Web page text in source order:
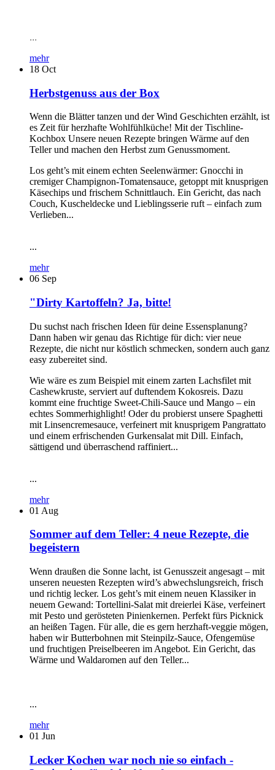
...
mehr
18 Oct
Herbstgenuss aus der Box
Wenn die Blätter tanzen und der Wind Geschichten erzählt, ist
es Zeit für herzhafte Wohlfühlküche! Mit der Tischline-
Kochbox Unsere neuen Rezepte bringen Wärme auf den
Teller und machen den Herbst zum Genussmoment.
Los geht’s mit einem echten Seelenwärmer: Gnocchi in
cremiger Champignon-Tomatensauce, getoppt mit knusprigen
Käsechips und frischem Schnittlauch. Ein Gericht, das nach
Couch, Kuscheldecke und Lieblingsserie ruft – einfach zum
Verlieben...
...
mehr
06 Sep
"Dirty Kartoffeln? Ja, bitte!
Du suchst nach frischen Ideen für deine Essensplanung?
Dann haben wir genau das Richtige für dich: vier neue
Rezepte, die nicht nur köstlich schmecken, sondern auch ganz
easy zubereitet sind.
Wie wäre es zum Beispiel mit einem zarten Lachsfilet mit
Cashewkruste, serviert auf duftendem Kokosreis. Dazu
kommt eine fruchtige Sweet-Chili-Sauce und Mango – ein
echtes Sommerhighlight! Oder du probierst unsere Spaghetti
mit Linsencremesauce, verfeinert mit knusprigem Pangrattato
und einem erfrischenden Gurkensalat mit Dill. Einfach,
sättigend und überraschend raffiniert...
...
mehr
01 Aug
Sommer auf dem Teller: 4 neue Rezepte, die
begeistern
Wenn draußen die Sonne lacht, ist Genusszeit angesagt – mit
unseren neuesten Rezepten wird’s abwechslungsreich, frisch
und richtig lecker. Los geht’s mit einem neuen Klassiker in
neuem Gewand: Tortellini-Salat mit dreierlei Käse, verfeinert
mit Pesto und gerösteten Pinienkernen. Perfekt fürs Picknick
an heißen Tagen. Für alle, die es gern herzhaft-veggie mögen,
haben wir Butterbohnen mit Steinpilz-Sauce, Ofengemüse
und fruchtigen Preiselbeeren im Angebot. Ein Gericht, das
Wärme und Waldaromen auf den Teller...
...
mehr
01 Jun
Lecker Kochen war noch nie so einfach -